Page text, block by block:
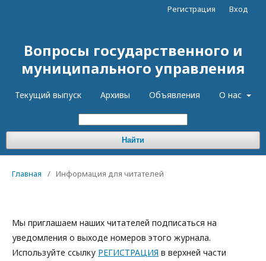
Вопросы государственного и
муниципального управления
Текущий выпуск Архивы Объявления О нас
Найти
Регистрация Вход
Главная / Информация для читателей
Мы приглашаем наших читателей подписаться на
уведомления о выходе номеров этого журнала.
Используйте ссылку РЕГИСТРАЦИЯ в верхней части